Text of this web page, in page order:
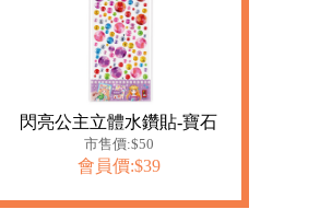
閃亮公主立體水鑽貼-寶石
市售價:$50
會員價:$39